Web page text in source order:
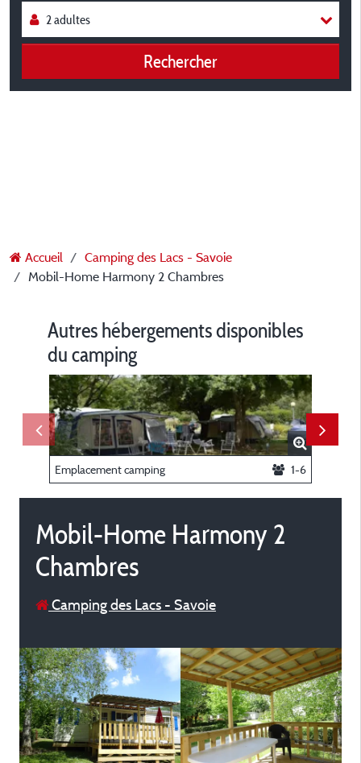
Rechercher
Accueil
Camping des Lacs - Savoie
Mobil-Home Harmony 2 Chambres
Autres hébergements disponibles
du camping
Emplacement camping 1-6
Mobil-Home Harmony 2
Chambres
Camping des Lacs - Savoie